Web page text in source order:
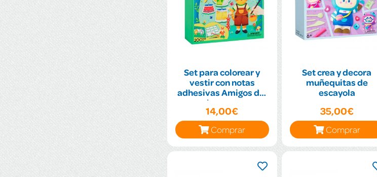
Set para colorear y
vestir con notas
adhesivas Amigos del
bosque
14,00€
Comprar
Set crea y decora
muñequitas de
escayola
35,00€
Comprar